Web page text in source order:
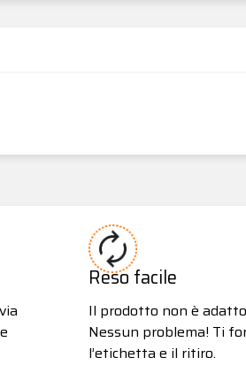
Reso facile
Il prodotto non è
Nessun problema! Ti
l’etichetta e il ritiro.